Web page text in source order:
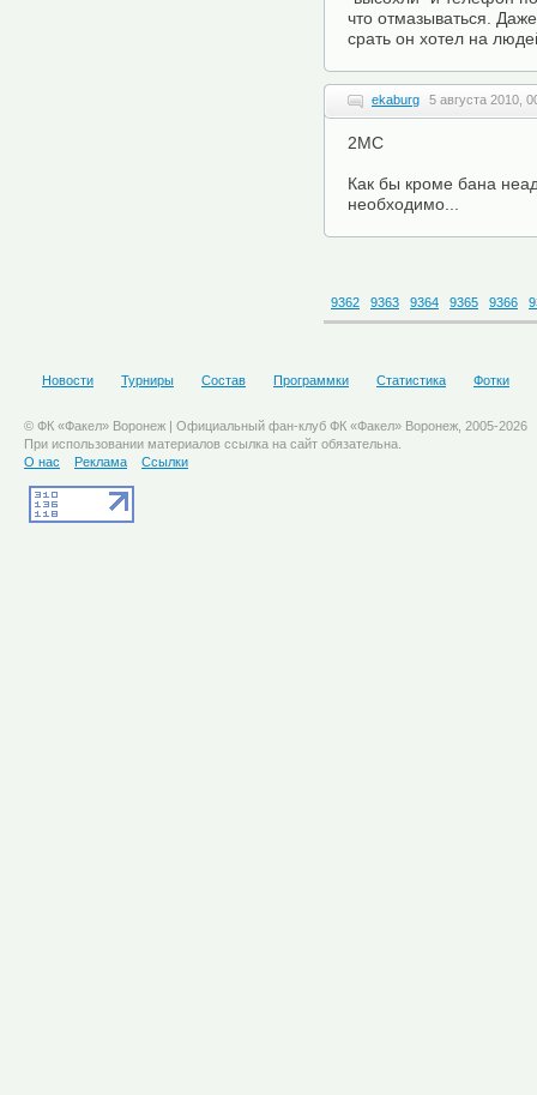
что отмазываться.
срать он хотел на
ekaburg 5 августа 2010,
2МС
Как бы кроме бана
необходимо...
9362 9363 9364 9365 9366
Новости Турниры Состав Программки Статистика Фотки
© ФК «Факел» Воронеж | Официальный фан-клуб ФК «Факел» Воронеж, 2005-2026
При использовании материалов ссылка на сайт обязательна.
О нас
Реклама Ссылки